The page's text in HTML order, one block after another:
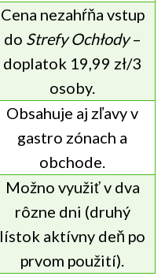
Cena nezahŕňa vstup
do Strefy Ochłody–
doplatok 19,99 zł/3
osoby.
Obsahuje aj zľavy v
gastro zónach a
obchode.
Možno využiť v dva
rôzne dni (druhý
lístok aktívny deň po
prvom použití).